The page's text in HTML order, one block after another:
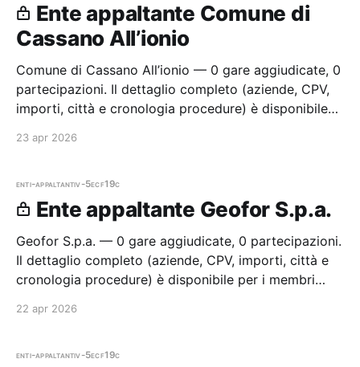
Ente appaltante Comune di
Cassano All’ionio
Comune di Cassano All’ionio — 0 gare aggiudicate, 0
partecipazioni. Il dettaglio completo (aziende, CPV,
importi, città e cronologia procedure) è disponibile
23 apr 2026
enti-appaltantiv-5ecf19c
Ente appaltante Geofor S.p.a.
Geofor S.p.a. — 0 gare aggiudicate, 0 partecipazioni.
Il dettaglio completo (aziende, CPV, importi, città e
cronologia procedure) è disponibile per i membri
22 apr 2026
enti-appaltantiv-5ecf19c